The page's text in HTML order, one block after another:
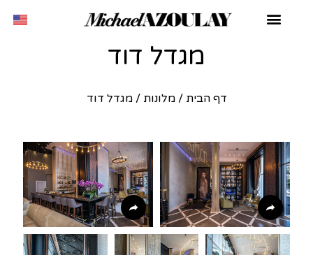
מגדל דוד
דף הבית /מלונות /מגדל דוד